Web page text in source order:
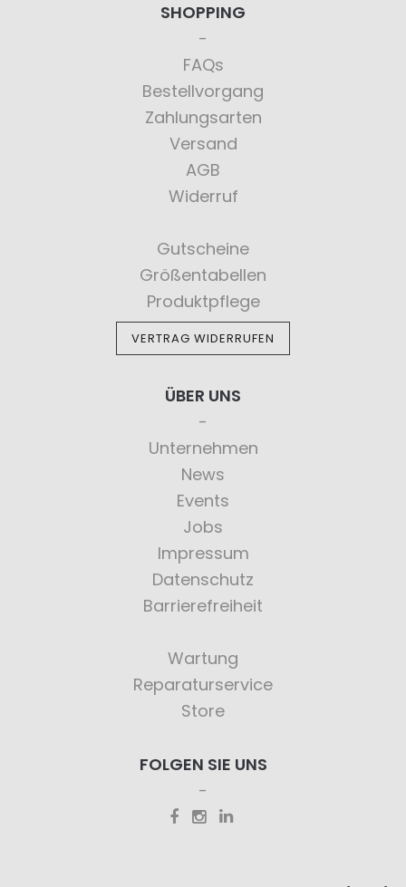
SHOPPING
FAQs
Bestellvorgang
Zahlungsarten
Versand
AGB
Widerruf
Gutscheine
Größentabellen
Produktpflege
VERTRAG WIDERRUFEN
ÜBER UNS
Unternehmen
News
Events
Jobs
Impressum
Datenschutz
Barrierefreiheit
Wartung
Reparaturservice
Store
FOLGEN SIE UNS